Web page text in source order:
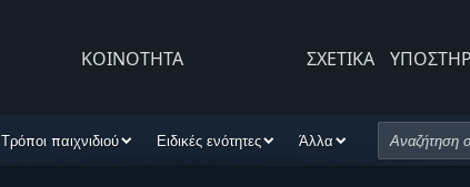
ΚΟΙΝΟΤΗΤΑ ΣΧΕΤΙΚΆ
Τρόποι παιχνιδιού Ειδικές ενότητες Άλλα